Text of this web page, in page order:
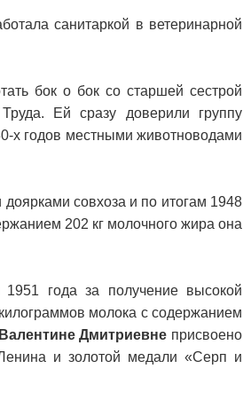
санитаркой в ветеринарной
бок о бок со старшей сестрой
Ей сразу доверили группу
х годов местными животноводами
совхоза и по итогам 1948
202 кг молочного жира она
года за получение высокой
молока с содержанием
Дмитриевне присвоено
и золотой медали «Серп и